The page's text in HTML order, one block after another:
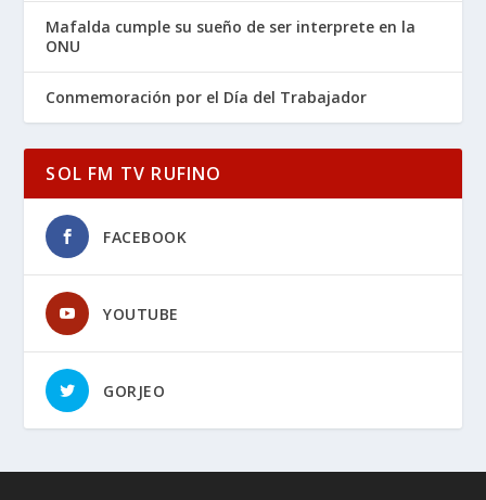
Mafalda cumple su sueño de ser interprete en la
ONU
Conmemoración por el Día del Trabajador
SOL FM TV RUFINO
FACEBOOK
YOUTUBE
GORJEO